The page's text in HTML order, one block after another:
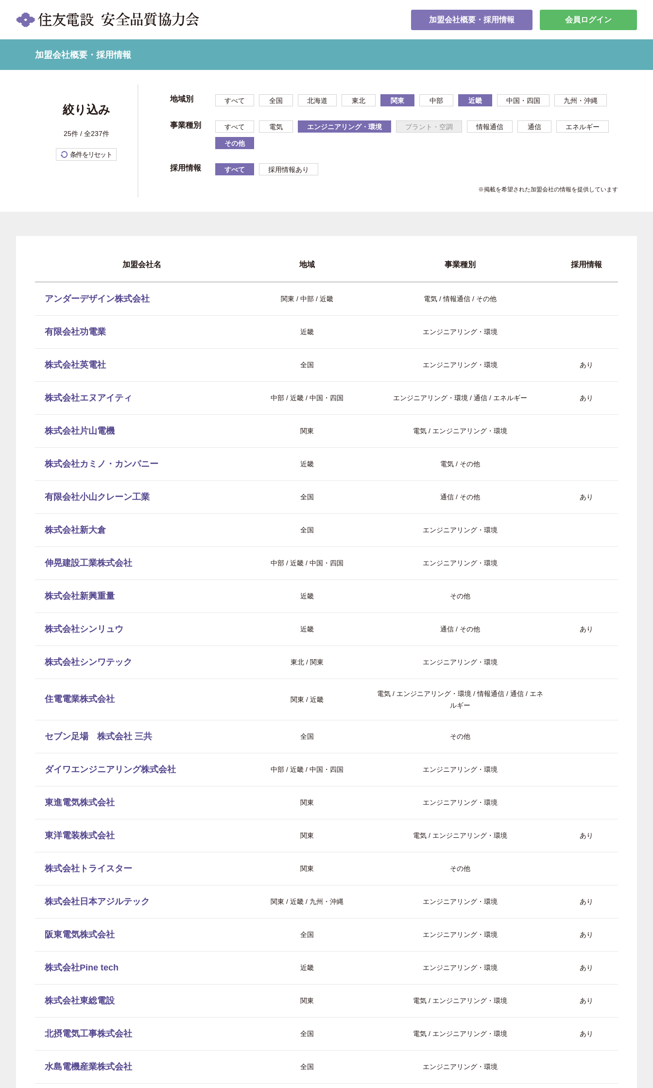
加盟会社概要・採用情報 会員ログイン
加盟会社概要・採用情報
絞り込み
25件 / 全237件
条件をリセット
地域別 すべて 全国 北海道 東北 関東 中部 近畿 中国・四国 九州・沖縄
事業種別 すべて 電気 エンジニアリング・環境 プラント・空調 情報通信 通信 エネルギー
その他
採用情報 すべて 採用情報あり
※掲載を希望された加盟会社の情報を提供しています
加盟会社名 地域 事業種別 採用情報
アンダーデザイン株式会社 関東 / 中部 / 近畿 電気 / 情報通信 / その他
有限会社功電業 近畿 エンジニアリング・環境
株式会社英電社 全国 エンジニアリング・環境 あり
株式会社エヌアイティ 中部 / 近畿 / 中国・四国 エンジニアリング・環境 / 通信 / エネルギー あり
株式会社片山電機 関東 電気 / エンジニアリング・環境
株式会社カミノ・カンパニー 近畿 電気 / その他
有限会社小山クレーン工業 全国 通信 / その他 あり
株式会社新大倉 全国 エンジニアリング・環境
伸晃建設工業株式会社 中部 / 近畿 / 中国・四国 エンジニアリング・環境
株式会社新興重量 近畿 その他
株式会社シンリュウ 近畿 通信 / その他 あり
株式会社シンワテック 東北 / 関東 エンジニアリング・環境
住電電業株式会社 関東 / 近畿
電気 / エンジニアリング・環境 / 情報通信 / 通信 / エネ
ルギー
セブン足場 株式会社 三共 全国 その他
ダイワエンジニアリング株式会社 中部 / 近畿 / 中国・四国 エンジニアリング・環境
東進電気株式会社 関東 エンジニアリング・環境
東洋電装株式会社 関東 電気 / エンジニアリング・環境 あり
株式会社トライスター 関東 その他
株式会社日本アジルテック 関東 / 近畿 / 九州・沖縄 エンジニアリング・環境 あり
阪東電気株式会社 全国 エンジニアリング・環境 あり
株式会社Pine tech 近畿 エンジニアリング・環境 あり
株式会社東総電設 関東 電気 / エンジニアリング・環境 あり
北摂電気工事株式会社 全国 電気 / エンジニアリング・環境 あり
水島電機産業株式会社 全国 エンジニアリング・環境